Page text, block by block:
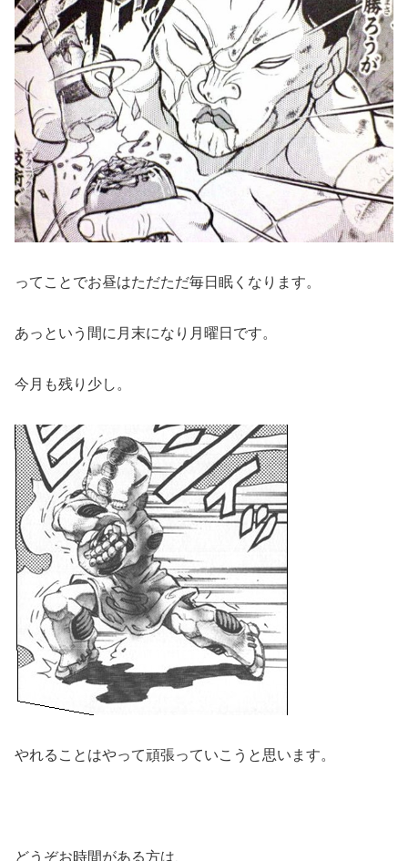
ってことでお昼はただただ毎日眠くなります。
あっという間に月末になり月曜日です。
今月も残り少し。
やれることはやって頑張っていこうと思います。
どうぞお時間がある方は、